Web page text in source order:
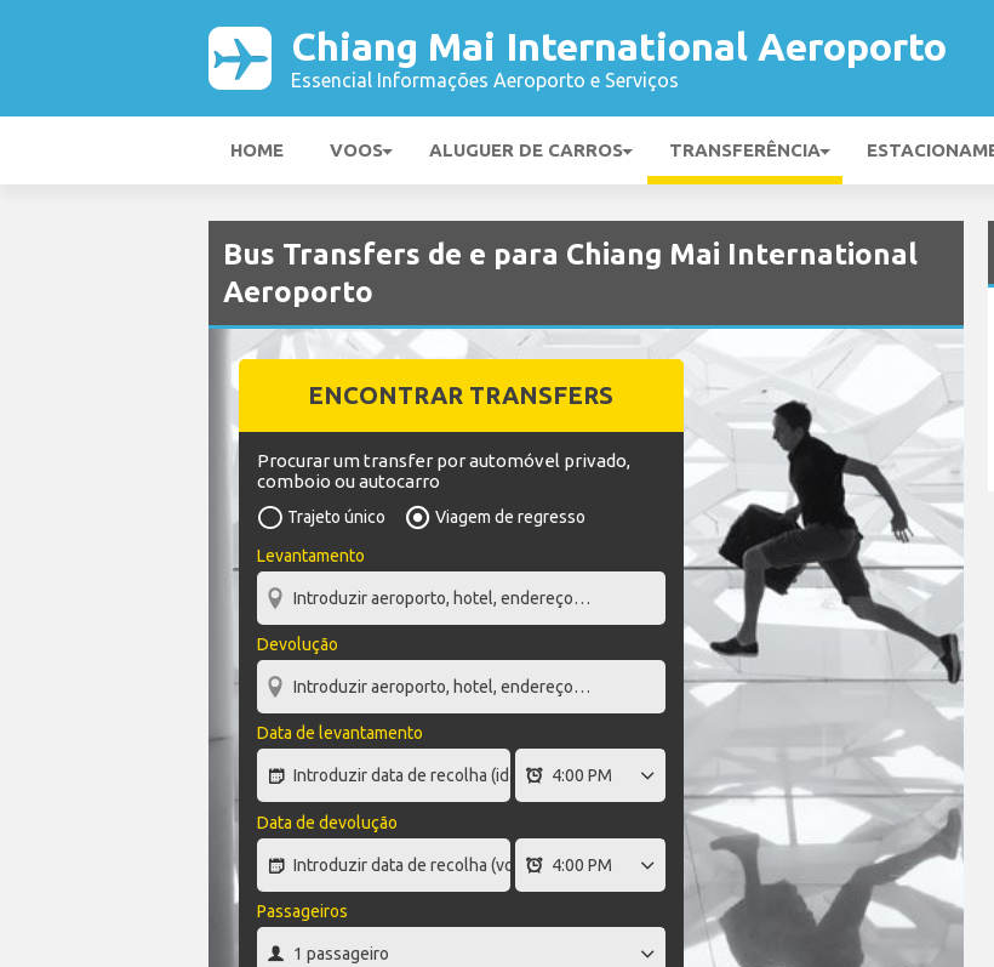
Chiang Mai International Aeroporto
Essencial Informações Aeroporto e Serviços
HOME VOOS ALUGUER DE CARROS TRANSFERÊNCIA
Bus Transfers de e para Chiang Mai International
Aeroporto
ENCONTRAR TRANSFERS
Procurar um transfer por automóvel privado,
comboio ou autocarro
Trajeto único
Viagem de regresso
Levantamento
Devolução
Data de levantamento
Data de devolução
Passageiros